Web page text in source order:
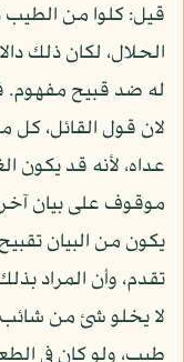
قيل: كلوا من الطيب
الحلال، لكان ذلك
له ضد قبيح مفهوم.
لان قول القائل، كل
عداه، لأنه قد يكون
موقوف على بيان
يكون من البيان
تقدم، وأن المراد
لا يخلو شئ من
طيب، ولو كان في